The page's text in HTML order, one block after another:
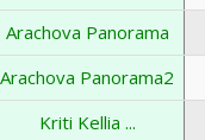
Arachova Panorama
Arachova Panorama2
Kriti Kellia ...